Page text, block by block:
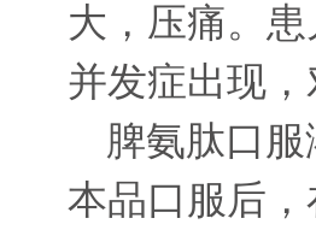
大，压痛。
并发症出现
脾氨肽口
本品口服后